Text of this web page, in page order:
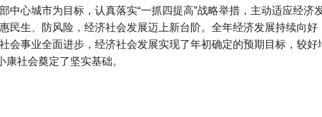
中心城市为目标，认真落实“一抓四提高”战略举措，主动适应经济
民生、防风险，经济社会发展迈上新台阶。全年经济发展持续向
会事业全面进步，经济社会发展实现了年初确定的预期目标，较好
社会奠定了坚实基础。